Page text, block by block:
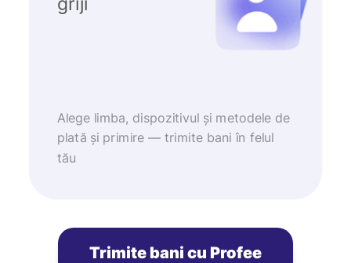
Alege limba, dispozitivul și metodele de
plată și primire — trimite bani în felul
tău
Trimite bani cu Profee